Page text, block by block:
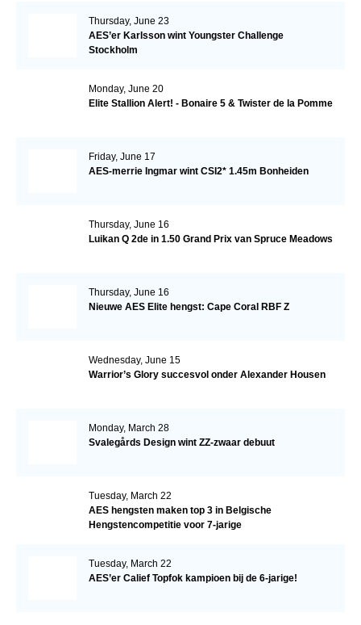
Thursday, June 23
AES’er Karlsson wint Youngster Challenge
Stockholm
Monday, June 20
Elite Stallion Alert! - Bonaire 5 & Twister de la Pomme
Friday, June 17
AES-merrie Ingmar wint CSI2* 1.45m Bonheiden
Thursday, June 16
Luikan Q 2de in 1.50 Grand Prix van Spruce Meadows
Thursday, June 16
Nieuwe AES Elite hengst: Cape Coral RBF Z
Wednesday, June 15
Warrior’s Glory succesvol onder Alexander Housen
Monday, March 28
Svalegårds Design wint ZZ-zwaar debuut
Tuesday, March 22
AES hengsten maken top 3 in Belgische
Hengstencompetitie voor 7-jarige
Tuesday, March 22
AES’er Calief Topfok kampioen bij de 6-jarige!